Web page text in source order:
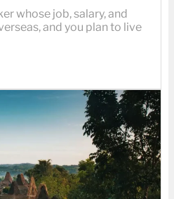
whose job, salary, and
and you plan to live